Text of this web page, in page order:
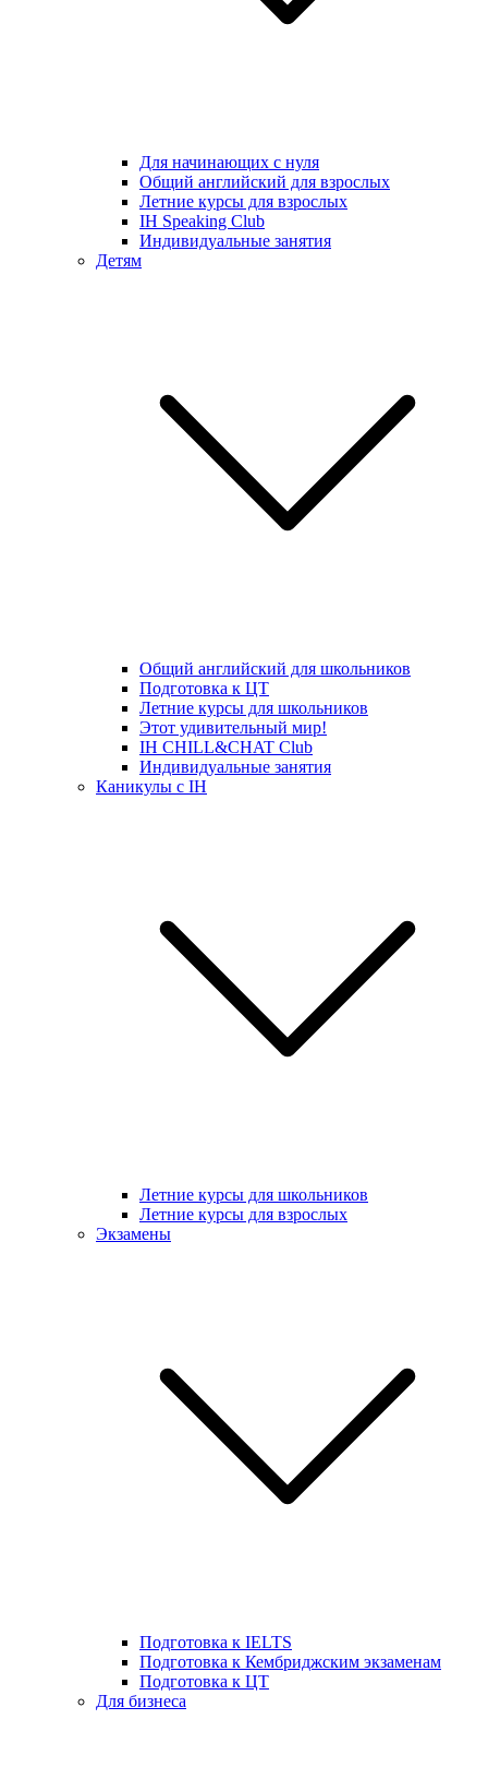
Для начинающих с нуля
Общий английский для взрослых
Летние курсы для взрослых
IH Speaking Club
Индивидуальные занятия
Детям
Общий английский для школьников
Подготовка к ЦТ
Летние курсы для школьников
Этот удивительный мир!
IH CHILL&CHAT Club
Индивидуальные занятия
Каникулы с IH
Летние курсы для школьников
Летние курсы для взрослых
Экзамены
Подготовка к IELTS
Подготовка к Кембриджским экзаменам
Подготовка к ЦТ
Для бизнеса